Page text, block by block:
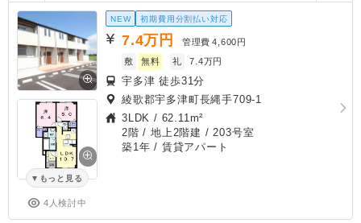
もっと見る
4人検討中
NEW 初期費用分割払い対応
7.4万円 管理費 4,600円
敷
無料 礼 7.4万円
宇多津 徒歩31分
綾歌郡宇多津町長縄手709-1
3LDK / 62.11m²
2階 / 地上2階建 / 203号室
築1年 / 賃貸アパート